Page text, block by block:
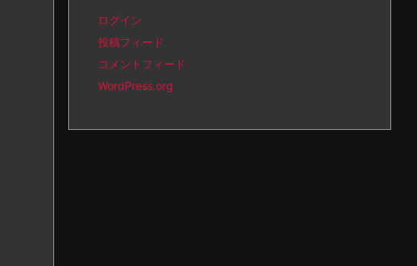
ログイン
投稿フィード
コメントフィード
WordPress.org